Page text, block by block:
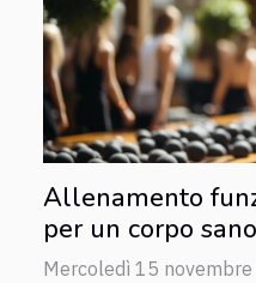
Allenamento
per un corpo sano
Mercoledì 15